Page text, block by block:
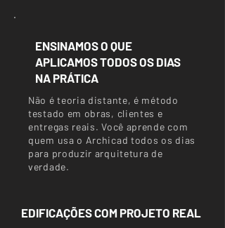
ENSINAMOS O QUE
APLICAMOS TODOS OS DIAS
NA PRÁTICA
Não é teoria distante, é método
testado em obras, clientes e
entregas reais. Você aprende com
quem usa o Archicad todos os dias
para produzir arquitetura de
verdade.
EDIFICAÇÕES COM PROJETO REAL